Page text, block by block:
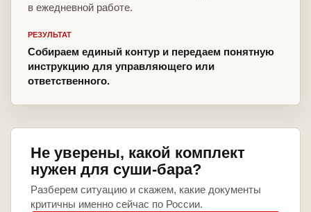
в ежедневной работе.
РЕЗУЛЬТАТ
Собираем единый контур и передаем понятную
инструкцию для управляющего или
ответственного.
Не уверены, какой комплект
нужен для суши-бара?
Разберем ситуацию и скажем, какие документы
критичны именно сейчас по России.